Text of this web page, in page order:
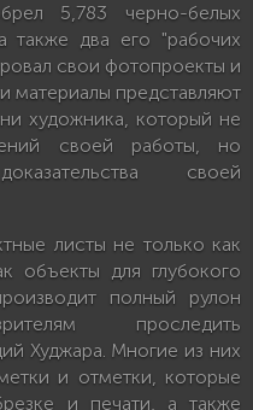
5,783 черно-белых
также два его "рабочих
свои фотопроекты и
материалы представляют
художника, который не
своей работы, но
своей
листы не только как
объекты для глубокого
полный рулон
проследить
Худжара. Многие из них
и отметки, которые
и печати, а также